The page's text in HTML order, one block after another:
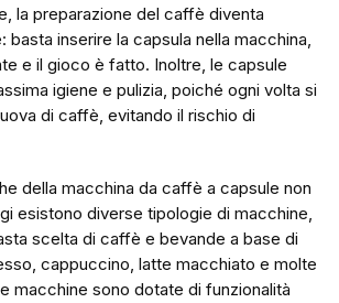
la preparazione del caffè diventa
inserire la capsula nella macchina,
e il gioco è fatto. Inoltre, le capsule
igiene e pulizia, poiché ogni volta si
di caffè, evitando il rischio di
della macchina da caffè a capsule non
esistono diverse tipologie di macchine,
scelta di caffè e bevande a base di
cappuccino, latte macchiato e molte
macchine sono dotate di funzionalità